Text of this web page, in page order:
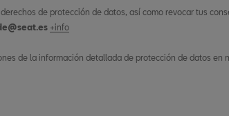
de protección de datos, así como revocar tus
+info
de la información detallada de protección de datos en